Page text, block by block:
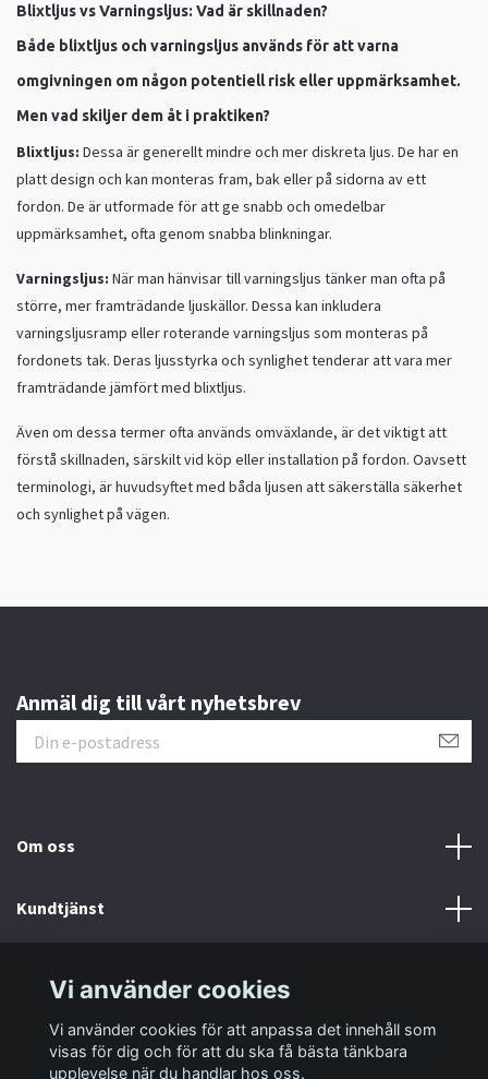
Blixtljus vs Varningsljus: Vad är skillnaden?
Både blixtljus ochvarningsljus används för att varna
omgivningen om någon potentiell risk eller uppmärksamhet.
Men vad skiljer dem åt i praktiken?
Blixtljus: Dessa är generellt mindre och mer diskreta ljus. De har en
platt design och kan monteras fram, bak eller på sidorna av ett
fordon. De är utformade för att ge snabb och omedelbar
uppmärksamhet, ofta genom snabba blinkningar.
Varningsljus: När man hänvisar till varningsljus tänker man ofta på
större, mer framträdande ljuskällor. Dessa kan inkludera
varningsljusramp eller roterande varningsljus som monteras på
fordonets tak. Deras ljusstyrka och synlighet tenderar att vara mer
framträdande jämfört med blixtljus.
Även om dessa termer ofta används omväxlande, är det viktigt att
förstå skillnaden, särskilt vid köp eller installation på fordon. Oavsett
terminologi, är huvudsyftet med båda ljusen att säkerställa säkerhet
och synlighet på vägen.
Anmäl dig till vårt nyhetsbrev
Om oss
Kundtjänst
Sociala medier
Vi använder cookies
Vi använder cookies för att anpassa det innehåll som
visas för dig och för att du ska få bästa tänkbara
upplevelse när du handlar hos oss.